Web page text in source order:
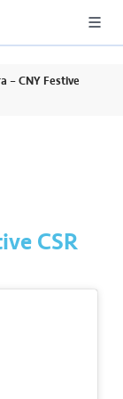
– CNY Festive
CSR